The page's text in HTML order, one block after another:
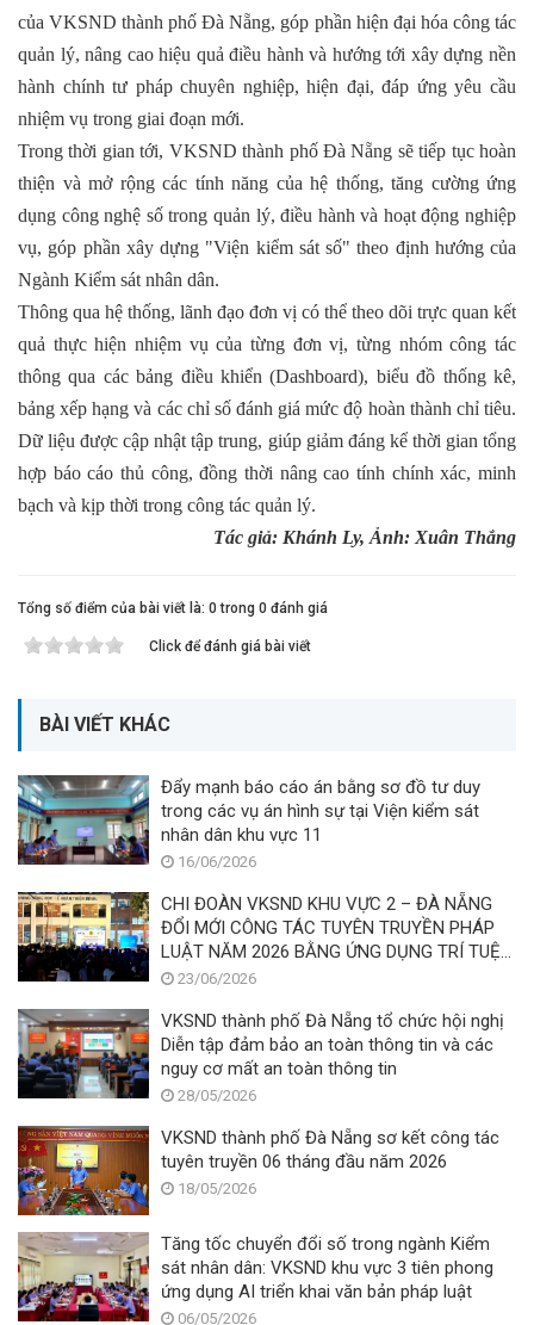
của VKSND thành phố Đà Nẵng, góp phần hiện đại hóa công tác
quản lý, nâng cao hiệu quả điều hành và hướng tới xây dựng nền
hành chính tư pháp chuyên nghiệp, hiện đại, đáp ứng yêu cầu
nhiệm vụ trong giai đoạn mới.
Trong thời gian tới, VKSND thành phố Đà Nẵng sẽ tiếp tục hoàn
thiện và mở rộng các tính năng của hệ thống, tăng cường ứng
dụng công nghệ số trong quản lý, điều hành và hoạt động nghiệp
vụ, góp phần xây dựng "Viện kiểm sát số" theo định hướng của
Ngành Kiểm sát nhân dân.
Thông qua hệ thống, lãnh đạo đơn vị có thể theo dõi trực quan kết
quả thực hiện nhiệm vụ của từng đơn vị, từng nhóm công tác
thông qua các bảng điều khiển (Dashboard), biểu đồ thống kê,
bảng xếp hạng và các chỉ số đánh giá mức độ hoàn thành chỉ tiêu.
Dữ liệu được cập nhật tập trung, giúp giảm đáng kể thời gian tổng
hợp báo cáo thủ công, đồng thời nâng cao tính chính xác, minh
bạch và kịp thời trong công tác quản lý.
Tác giả: Khánh Ly, Ảnh: Xuân Thắng
Tổng số điểm của bài viết là: 0 trong 0 đánh giá
Click để đánh giá bài viết
BÀI VIẾT KHÁC
Đẩy mạnh báo cáo án bằng sơ đồ tư duy
trong các vụ án hình sự tại Viện kiểm sát
nhân dân khu vực 11
16/06/2026
CHI ĐOÀN VKSND KHU VỰC 2 – ĐÀ NẴNG
ĐỔI MỚI CÔNG TÁC TUYÊN TRUYỀN PHÁP
LUẬT NĂM 2026 BẰNG ỨNG DỤNG TRÍ TUỆ
NHÂN TẠO (AI)
23/06/2026
VKSND thành phố Đà Nẵng tổ chức hội nghị
Diễn tập đảm bảo an toàn thông tin và các
nguy cơ mất an toàn thông tin
28/05/2026
VKSND thành phố Đà Nẵng sơ kết công tác
tuyên truyền 06 tháng đầu năm 2026
18/05/2026
Tăng tốc chuyển đổi số trong ngành Kiểm
sát nhân dân: VKSND khu vực 3 tiên phong
ứng dụng AI triển khai văn bản pháp luật
06/05/2026